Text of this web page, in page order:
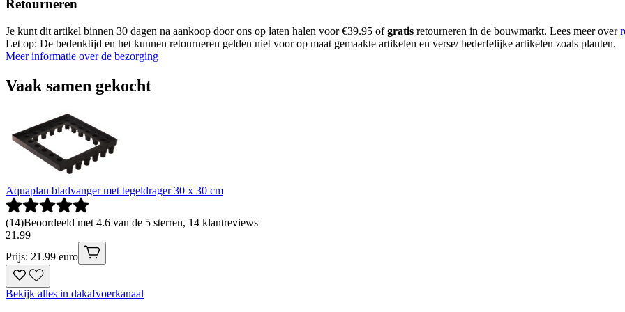
Retourneren
Je kunt dit artikel binnen 30 dagen na aankoop door ons op laten halen voor €39.95 ofgratis retourneren in de bouwmarkt. Lees meer over
Let op: De bedenktijd en het kunnen retourneren gelden niet voor op maat gemaakte artikelen en verse/ bederfelijke artikelen zoals planten.
Meer informatie over de bezorging
Vaak samen gekocht
Aquaplan bladvanger met tegeldrager 30 x 30 cm
(14)Beoordeeld met 4.6 van de 5 sterren, 14 klantreviews
21 .99
Prijs: 21.99 euro
Bekijk alles in dakafvoerkanaal